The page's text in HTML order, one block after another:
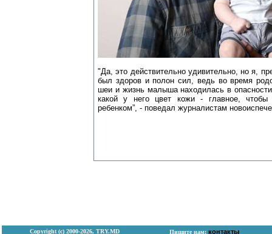
"Да, это действительно удивительно, но я,
был здоров и полон сил, ведь во время
шеи и жизнь малыша находилась в
какой у него цвет кожи - главное,
ребенком”, - поведал журналистам
Copyright (с) 2000-2026, TRY.MD Пишите нам: контакты